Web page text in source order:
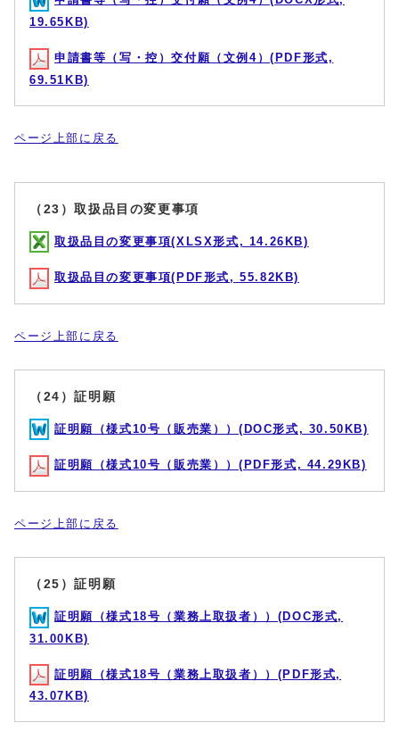
19.65KB)
申請書等（写・控）交付願（文例4）(PDF形式,
69.51KB)
ページ上部に戻る
（23）取扱品目の変更事項
取扱品目の変更事項(XLSX形式, 14.26KB)
取扱品目の変更事項(PDF形式, 55.82KB)
ページ上部に戻る
（24）証明願
証明願（様式10号（販売業））(DOC形式, 30.50KB)
証明願（様式10号（販売業））(PDF形式, 44.29KB)
ページ上部に戻る
（25）証明願
証明願（様式18号（業務上取扱者））(DOC形式,
31.00KB)
証明願（様式18号（業務上取扱者））(PDF形式,
43.07KB)